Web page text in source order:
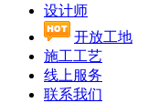
设计师
开放工地
施工工艺
线上服务
联系我们